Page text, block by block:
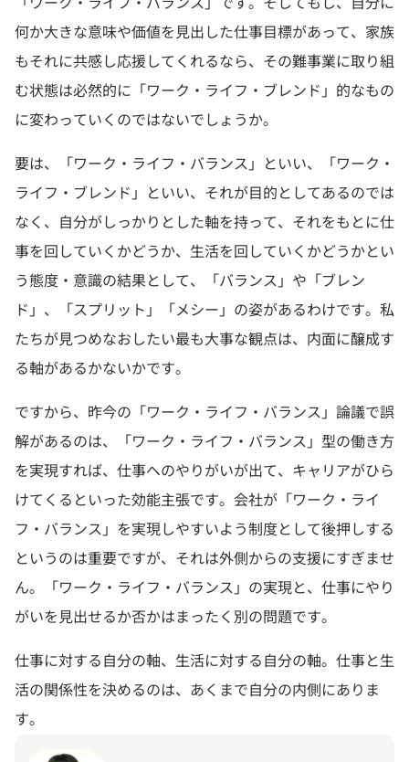
何か大きな意味や価値を見出した仕事目標があって、家族
もそれに共感し応援してくれるなら、その難事業に取り組
む状態は必然的に「ワーク・ライフ・ブレンド」的なもの
に変わっていくのではないでしょうか。
要は、「ワーク・ライフ・バランス」といい、「ワーク・
ライフ・ブレンド」といい、それが目的としてあるのでは
なく、自分がしっかりとした軸を持って、それをもとに仕
事を回していくかどうか、生活を回していくかどうかとい
う態度・意識の結果として、「バランス」や「ブレン
ド」、「スプリット」「メシー」の姿があるわけです。私
たちが見つめなおしたい最も大事な観点は、内面に醸成す
る軸があるかないかです。
ですから、昨今の「ワーク・ライフ・バランス」論議で誤
解があるのは、「ワーク・ライフ・バランス」型の働き方
を実現すれば、仕事へのやりがいが出て、キャリアがひら
けてくるといった効能主張です。会社が「ワーク・ライ
フ・バランス」を実現しやすいよう制度として後押しする
というのは重要ですが、それは外側からの支援にすぎませ
ん。「ワーク・ライフ・バランス」の実現と、仕事にやり
がいを見出せるか否かはまったく別の問題です。
仕事に対する自分の軸、生活に対する自分の軸。仕事と生
活の関係性を決めるのは、あくまで自分の内側にありま
す。